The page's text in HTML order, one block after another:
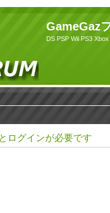
GameGaz
DS PSP Wii PS3
ログインが必要です